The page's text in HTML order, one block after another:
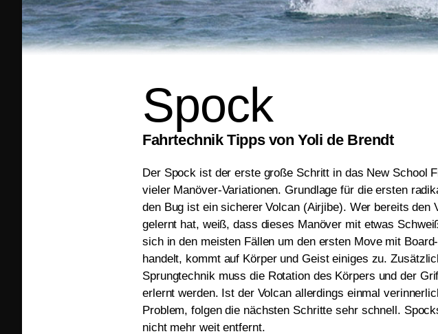
Spock
Fahrtechnik Tipps von Yoli de Brendt
Der Spock ist der erste große Schritt in das New School
vieler Manöver-Variationen. Grundlage für die ersten
den Bug ist ein sicherer Volcan (Airjibe). Wer bereits den
gelernt hat, weiß, dass dieses Manöver mit etwas
sich in den meisten Fällen um den ersten Move mit
handelt, kommt auf Körper und Geist einiges zu.
Sprungtechnik muss die Rotation des Körpers und der
erlernt werden. Ist der Volcan allerdings einmal
Problem, folgen die nächsten Schritte sehr schnell.
nicht mehr weit entfernt.